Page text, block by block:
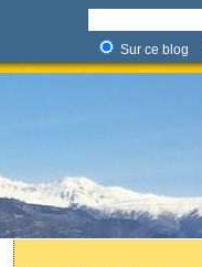
Sur ce blog